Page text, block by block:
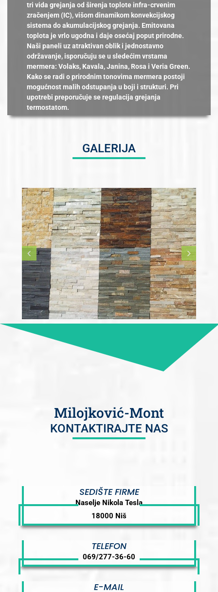
tri vida grejanja od širenja toplote infra-crvenim
zračenjem (IC), višom dinamikom konvekcijskog
sistema do akumulacijskog grejanja. Emitovana
toplota je vrlo ugodna i daje osećaj poput prirodne.
Naši paneli uz atraktivan oblik i jednostavno
održavanje, isporučuju se u sledećim vrstama
mermera: Volaks, Kavala, Janina, Rosa i Veria Green.
Kako se radi o prirodnim tonovima mermera postoji
mogućnost malih odstupanja u boji i strukturi. Pri
upotrebi preporučuje se regulacija grejanja
termostatom.
GALERIJA
Milojković-Mont
KONTAKTIRAJTE NAS
SEDIŠTE FIRME
Naselje Nikola Tesla
18000 Niš
TELEFON
069/277-36-60
E-MAIL